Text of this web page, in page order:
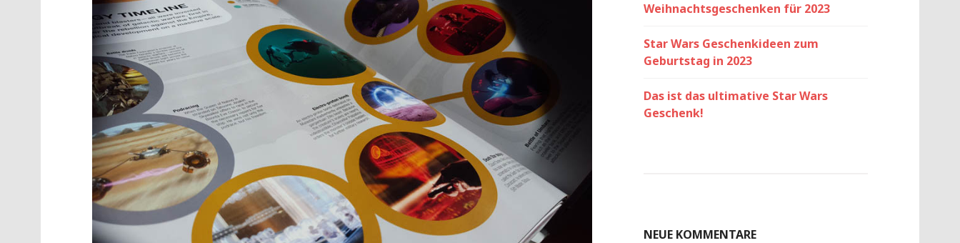
Weihnachtsgeschenken für 2023
Star Wars Geschenkideen zum
Geburtstag in 2023
Das ist das ultimative Star Wars
Geschenk!
NEUE KOMMENTARE